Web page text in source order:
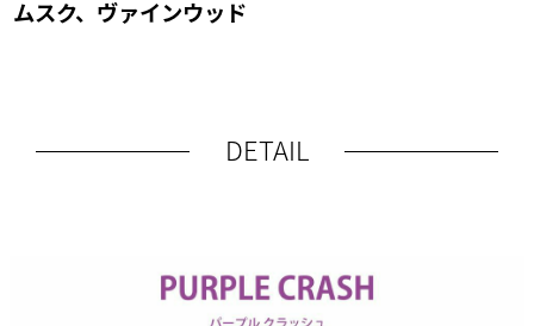
ムスク、ヴァインウッド
DETAIL